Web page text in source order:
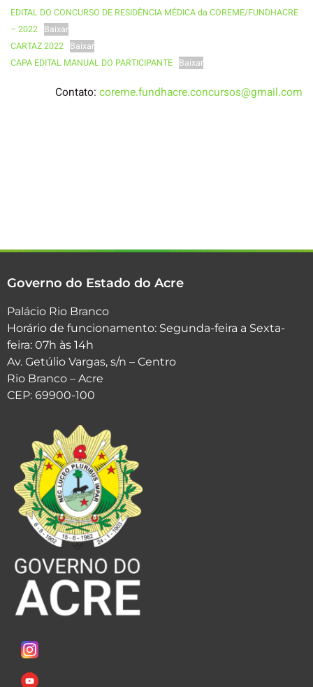
EDITAL DO CONCURSO DE RESIDÊNCIA MÉDICA da COREME/FUNDHACRE
– 2022 Baixar
CARTAZ 2022 Baixar
CAPA EDITAL MANUAL DO PARTICIPANTE Baixar
Contato: coreme.fundhacre.concursos@gmail.com
Governo do Estado do Acre
Palácio Rio Branco
Horário de funcionamento: Segunda-feira a Sexta-
feira: 07h às 14h
Av. Getúlio Vargas, s/n – Centro
Rio Branco – Acre
CEP: 69900-100